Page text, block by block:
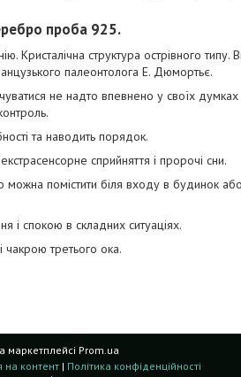
проба 925.
Кристалічна структура острівного
палеонтолога Е. Дюмортьє.
не надто впевнено у своїх думках
та наводить порядок.
сприйняття і пророчі сни.
помістити біля входу в будинок
і спокою в складних ситуаціях.
третього ока.
маркетплейсі Prom.ua
на контент | Політика конфіденційності